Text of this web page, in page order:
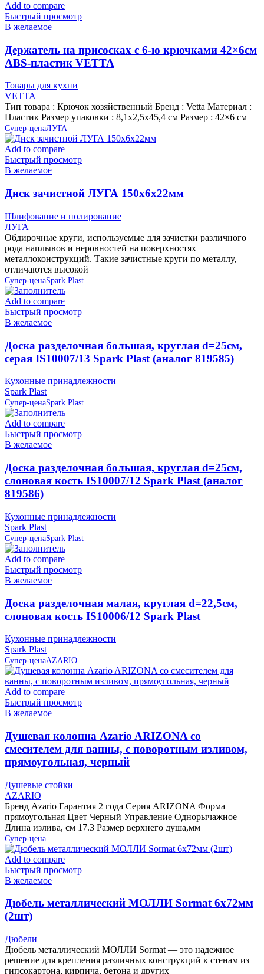
Add to compare
Быстрый просмотр
В желаемое
Держатель на присосках с 6-ю крючками 42×6см
ABS-пластик VETTA
Товары для кухни
VETTA
Тип товара : Крючок хозяйственный Бренд : Vetta Материал :
Пластик Размер упаковки : 8,1х2,5х45,4 см Размер : 42×6 см
Супер-ценаЛУГА
Add to compare
Быстрый просмотр
В желаемое
Диск зачистной ЛУГА 150х6х22мм
Шлифование и полирование
ЛУГА
Обдирочные круги, используемые для зачистки различного
рода наплывов и неровностей на поверхностях
металлоконструкций. Такие зачистные круги по металлу,
отличаются высокой
Супер-ценаSpark Plast
Add to compare
Быстрый просмотр
В желаемое
Доска разделочная большая, круглая d=25см,
серая IS10007/13 Spark Plast (аналог 819585)
Кухонные принадлежности
Spark Plast
Супер-ценаSpark Plast
Add to compare
Быстрый просмотр
В желаемое
Доска разделочная большая, круглая d=25см,
слоновая кость IS10007/12 Spark Plast (аналог
819586)
Кухонные принадлежности
Spark Plast
Супер-ценаSpark Plast
Add to compare
Быстрый просмотр
В желаемое
Доска разделочная малая, круглая d=22,5см,
слоновая кость IS10006/12 Spark Plast
Кухонные принадлежности
Spark Plast
Супер-ценаAZARIO
Add to compare
Быстрый просмотр
В желаемое
Душевая колонна Azario ARIZONA со
смесителем для ванны, с поворотным изливом,
прямоугольная, черный
Душевые стойки
AZARIO
Бренд Azario Гарантия 2 года Серия ARIZONA Форма
прямоугольная Цвет Черный Управление Однорычажное
Длина излива, см 17.3 Размер верхнего душа,мм
Супер-цена
Add to compare
Быстрый просмотр
В желаемое
Дюбель металлический МОЛЛИ Sormat 6х72мм
(2шт)
Дюбели
Дюбель металлический МОЛЛИ Sormat — это надежное
решение для крепления различных конструкций к стенам из
гипсокартона, кирпича, бетона и других